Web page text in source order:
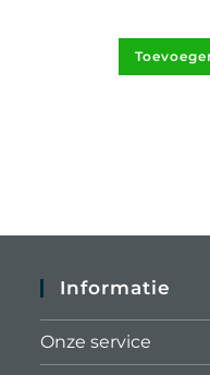
Informatie
Onze service